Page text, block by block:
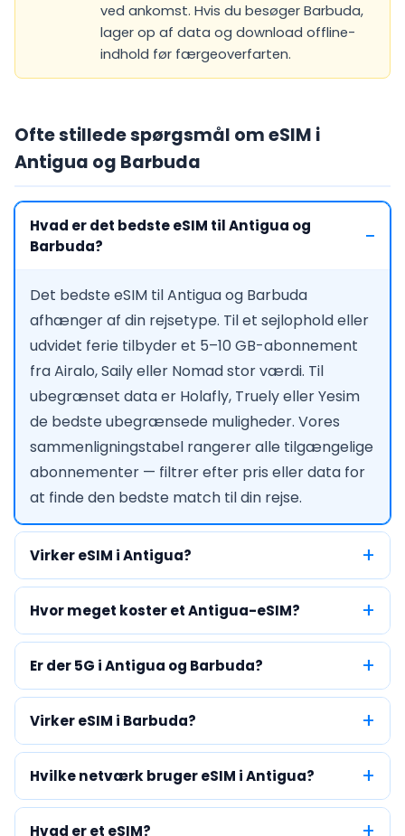
ved ankomst. Hvis du besøger Barbuda,
lager op af data og download offline-
indhold før færgeoverfarten.
Ofte stillede spørgsmål om eSIM i
Antigua og Barbuda
Hvad er det bedste eSIM til Antigua og
Barbuda?
Det bedste eSIM til Antigua og Barbuda
afhænger af din rejsetype. Til et sejlophold eller
udvidet ferie tilbyder et 5–10 GB-abonnement
fra Airalo, Saily eller Nomad stor værdi. Til
ubegrænset data er Holafly, Truely eller Yesim
de bedste ubegrænsede muligheder. Vores
sammenligningstabel rangerer alle tilgængelige
abonnementer — filtrer efter pris eller data for
at finde den bedste match til din rejse.
Virker eSIM i Antigua?
Hvor meget koster et Antigua-eSIM?
Er der 5G i Antigua og Barbuda?
Virker eSIM i Barbuda?
Hvilke netværk bruger eSIM i Antigua?
Hvad er et eSIM?